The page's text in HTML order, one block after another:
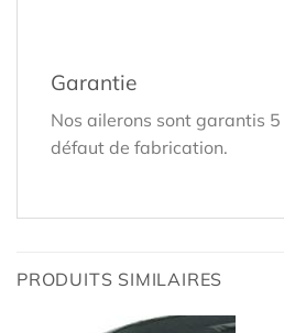
Garantie
Nos ailerons sont garantis
défaut de fabrication.
PRODUITS SIMILAIRES